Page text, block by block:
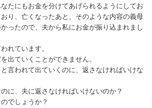
たにもお金を分けてあげられるようにしてお
り、亡くなったあと、そのような内容の義母
ったので、夫から私にお金が振り込まれまし
れています。
出ていくことができません。
言われて出ていくのに、返さなければいけな
に、夫に返さなければいけないのか？
でしょうか？